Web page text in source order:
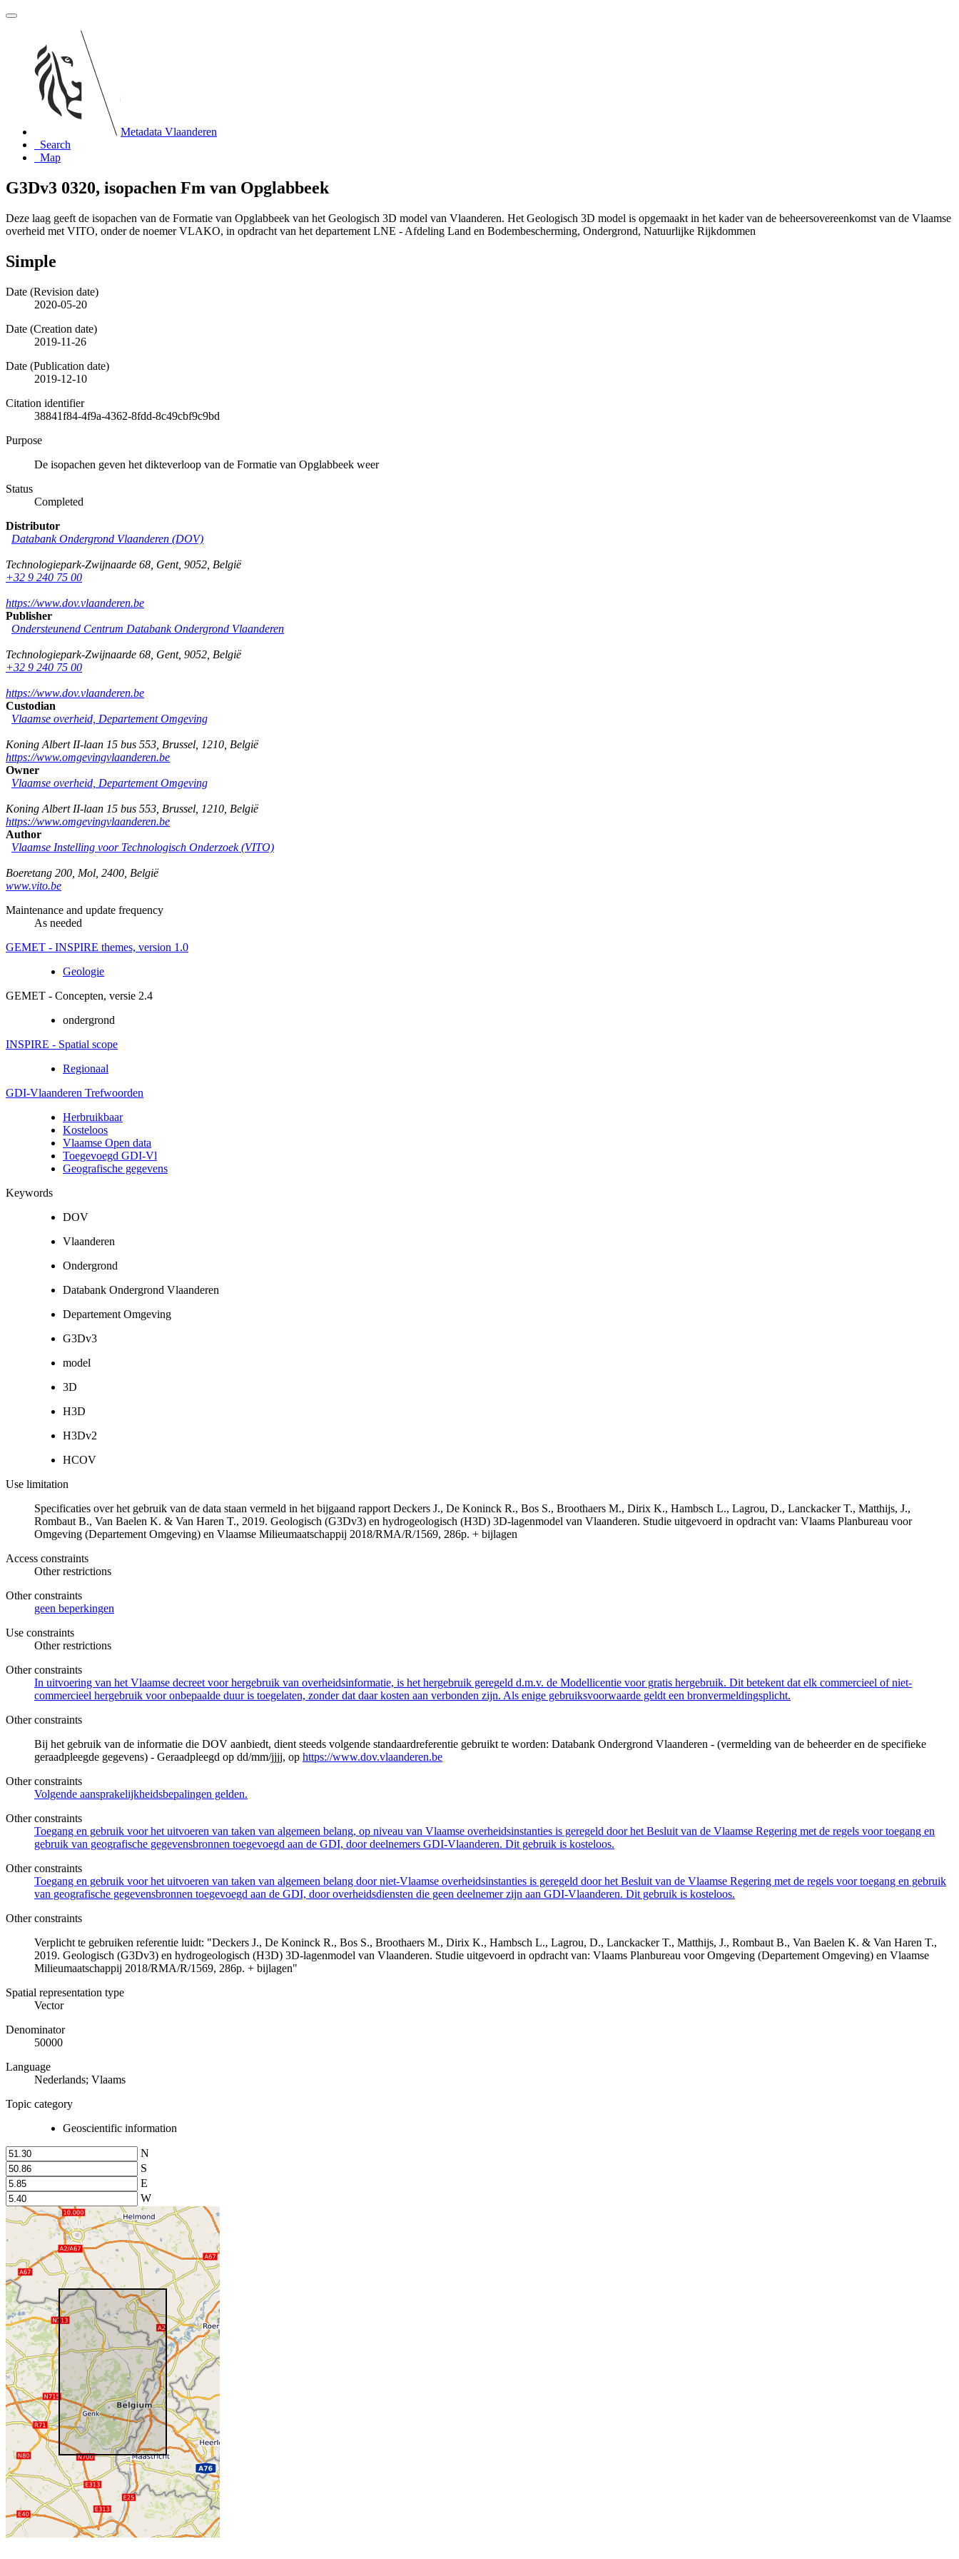
Metadata Vlaanderen
Search
Map
G3Dv3 0320, isopachen Fm van Opglabbeek
Deze laag geeft de isopachen van de Formatie van Opglabbeek van het Geologisch 3D model van Vlaanderen. Het Geologisch 3D model is opgemaakt in het kader van de beheersovereenkomst van de Vlaamse
overheid met VITO, onder de noemer VLAKO, in opdracht van het departement LNE - Afdeling Land en Bodembescherming, Ondergrond, Natuurlijke Rijkdommen
Simple
Date (Revision date)
2020-05-20
Date (Creation date)
2019-11-26
Date (Publication date)
2019-12-10
Citation identifier
38841f84-4f9a-4362-8fdd-8c49cbf9c9bd
Purpose
De isopachen geven het dikteverloop van de Formatie van Opglabbeek weer
Status
Completed
Distributor
Databank Ondergrond Vlaanderen (DOV)
Technologiepark-Zwijnaarde 68 Gent, 9052 België
+32 9 240 75 00
https://www.dov.vlaanderen.be
Publisher
Ondersteunend Centrum Databank Ondergrond Vlaanderen
Technologiepark-Zwijnaarde 68 Gent, 9052 België
+32 9 240 75 00
https://www.dov.vlaanderen.be
Custodian
Vlaamse overheid, Departement Omgeving
Koning Albert II-laan 15 bus 553 Brussel 1210 België
https://www.omgevingvlaanderen.be
Owner
Vlaamse overheid, Departement Omgeving
Koning Albert II-laan 15 bus 553 Brussel 1210 België
https://www.omgevingvlaanderen.be
Author
Vlaamse Instelling voor Technologisch Onderzoek (VITO)
Boeretang 200 Mol 2400 België
www.vito.be
Maintenance and update frequency
As needed
GEMET - INSPIRE themes, version 1.0
Geologie
GEMET - Concepten, versie 2.4
ondergrond
INSPIRE - Spatial scope
Regionaal
GDI-Vlaanderen Trefwoorden
Herbruikbaar
Kosteloos
Vlaamse Open data
Toegevoegd GDI-Vl
Geografische gegevens
Keywords
DOV
Vlaanderen
Ondergrond
Databank Ondergrond Vlaanderen
Departement Omgeving
G3Dv3
model
3D
H3D
H3Dv2
HCOV
Use limitation
Specificaties over het gebruik van de data staan vermeld in het bijgaand rapport Deckers J., De Koninck R., Bos S., Broothaers M., Dirix K., Hambsch L., Lagrou, D., Lanckacker T., Matthijs, J.,
Rombaut B., Van Baelen K. & Van Haren T., 2019. Geologisch (G3Dv3) en hydrogeologisch (H3D) 3D-lagenmodel van Vlaanderen. Studie uitgevoerd in opdracht van: Vlaams Planbureau voor
Omgeving (Departement Omgeving) en Vlaamse Milieumaatschappij 2018/RMA/R/1569, 286p. + bijlagen
Access constraints
Other restrictions
Other constraints
geen beperkingen
Use constraints
Other restrictions
Other constraints
In uitvoering van het Vlaamse decreet voor hergebruik van overheidsinformatie, is het hergebruik geregeld d.m.v. de Modellicentie voor gratis hergebruik. Dit betekent dat elk commercieel of niet-
commercieel hergebruik voor onbepaalde duur is toegelaten, zonder dat daar kosten aan verbonden zijn. Als enige gebruiksvoorwaarde geldt een bronvermeldingsplicht.
Other constraints
Bij het gebruik van de informatie die DOV aanbiedt, dient steeds volgende standaardreferentie gebruikt te worden: Databank Ondergrond Vlaanderen - (vermelding van de beheerder en de specifieke
geraadpleegde gegevens) - Geraadpleegd op dd/mm/jjjj, op https://www.dov.vlaanderen.be
Other constraints
Volgende aansprakelijkheidsbepalingen gelden.
Other constraints
Toegang en gebruik voor het uitvoeren van taken van algemeen belang, op niveau van Vlaamse overheidsinstanties is geregeld door het Besluit van de Vlaamse Regering met de regels voor toegang en
gebruik van geografische gegevensbronnen toegevoegd aan de GDI, door deelnemers GDI-Vlaanderen. Dit gebruik is kosteloos.
Other constraints
Toegang en gebruik voor het uitvoeren van taken van algemeen belang door niet-Vlaamse overheidsinstanties is geregeld door het Besluit van de Vlaamse Regering met de regels voor toegang en gebruik
van geografische gegevensbronnen toegevoegd aan de GDI, door overheidsdiensten die geen deelnemer zijn aan GDI-Vlaanderen. Dit gebruik is kosteloos.
Other constraints
Verplicht te gebruiken referentie luidt: "Deckers J., De Koninck R., Bos S., Broothaers M., Dirix K., Hambsch L., Lagrou, D., Lanckacker T., Matthijs, J., Rombaut B., Van Baelen K. & Van Haren T.,
2019. Geologisch (G3Dv3) en hydrogeologisch (H3D) 3D-lagenmodel van Vlaanderen. Studie uitgevoerd in opdracht van: Vlaams Planbureau voor Omgeving (Departement Omgeving) en Vlaamse
Milieumaatschappij 2018/RMA/R/1569, 286p. + bijlagen"
Spatial representation type
Vector
Denominator
50000
Language
Nederlands; Vlaams
Topic category
Geoscientific information
N
S
E
W